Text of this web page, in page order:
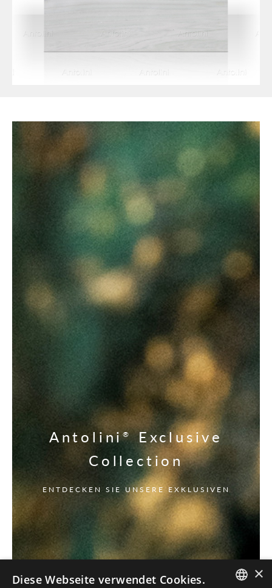
Antolini® Exclusive
Collection
ENTDECKEN SIE UNSERE EXKLUSIVEN
×
Diese Webseite verwendet Cookies.